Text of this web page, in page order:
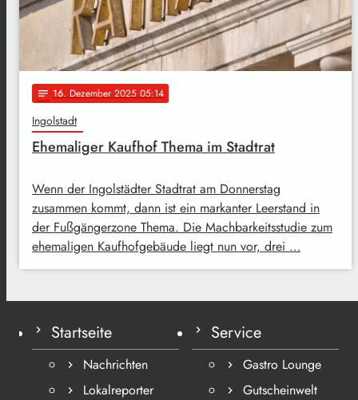
notes 16. Dezember 2025 05:14
Ingolstadt
Ehemaliger Kaufhof Thema im Stadtrat
Wenn der Ingolstädter Stadtrat am Donnerstag
zusammen kommt, dann ist ein markanter Leerstand in
der Fußgängerzone Thema. Die Machbarkeitsstudie zum
ehemaligen Kaufhofgebäude liegt nun vor, drei …
Startseite
Nachrichten
Lokalreporter
Service
Gastro Lounge
Gutscheinwelt